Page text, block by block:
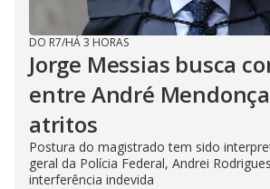
DO R7/HÁ 3 HORAS
Jorge Messias busca
entre André Mendonça
atritos
Postura do magistrado tem sido
geral da Polícia Federal, Andrei
interferência indevida